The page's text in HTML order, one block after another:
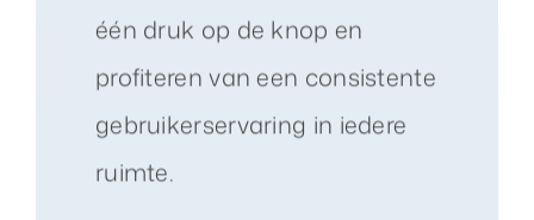
één druk op de knop en
profiteren van een consistente
gebruikerservaring in iedere
ruimte.